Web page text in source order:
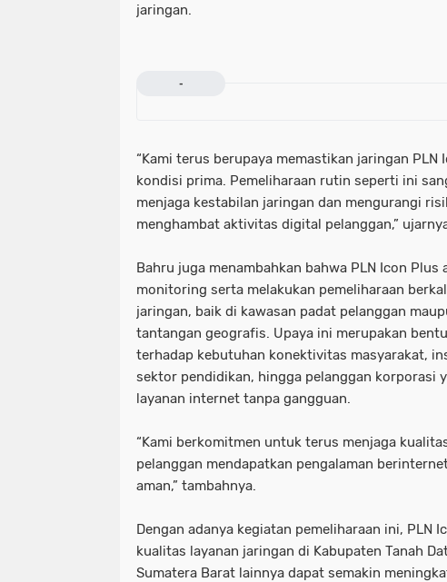
jaringan.
-
“Kami terus berupaya memastikan jaringan PLN
kondisi prima. Pemeliharaan rutin seperti ini
menjaga kestabilan jaringan dan mengurangi
menghambat aktivitas digital pelanggan,”
Bahru juga menambahkan bahwa PLN Icon
monitoring serta melakukan pemeliharaan
jaringan, baik di kawasan padat pelanggan
tantangan geografis. Upaya ini merupakan
terhadap kebutuhan konektivitas masyarakat,
sektor pendidikan, hingga pelanggan korporasi
layanan internet tanpa gangguan.
“Kami berkomitmen untuk terus menjaga
pelanggan mendapatkan pengalaman
aman,” tambahnya.
Dengan adanya kegiatan pemeliharaan ini, PLN
kualitas layanan jaringan di Kabupaten Tanah
Sumatera Barat lainnya dapat semakin